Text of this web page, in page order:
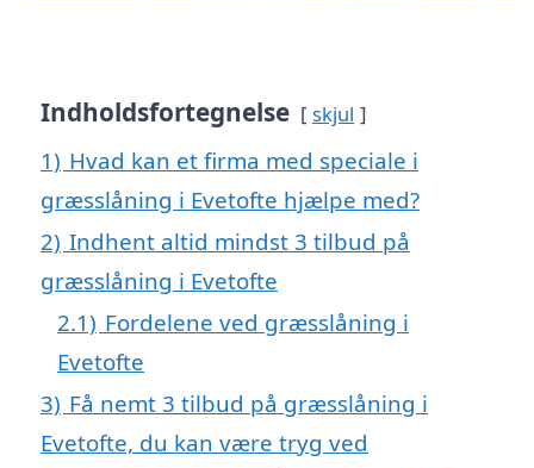
Indholdsfortegnelse skjul
1) Hvad kan et firma med speciale i
græsslåning i Evetofte hjælpe med?
2) Indhent altid mindst 3 tilbud på
græsslåning i Evetofte
2.1) Fordelene ved græsslåning i
Evetofte
3) Få nemt 3 tilbud på græsslåning i
Evetofte, du kan være tryg ved